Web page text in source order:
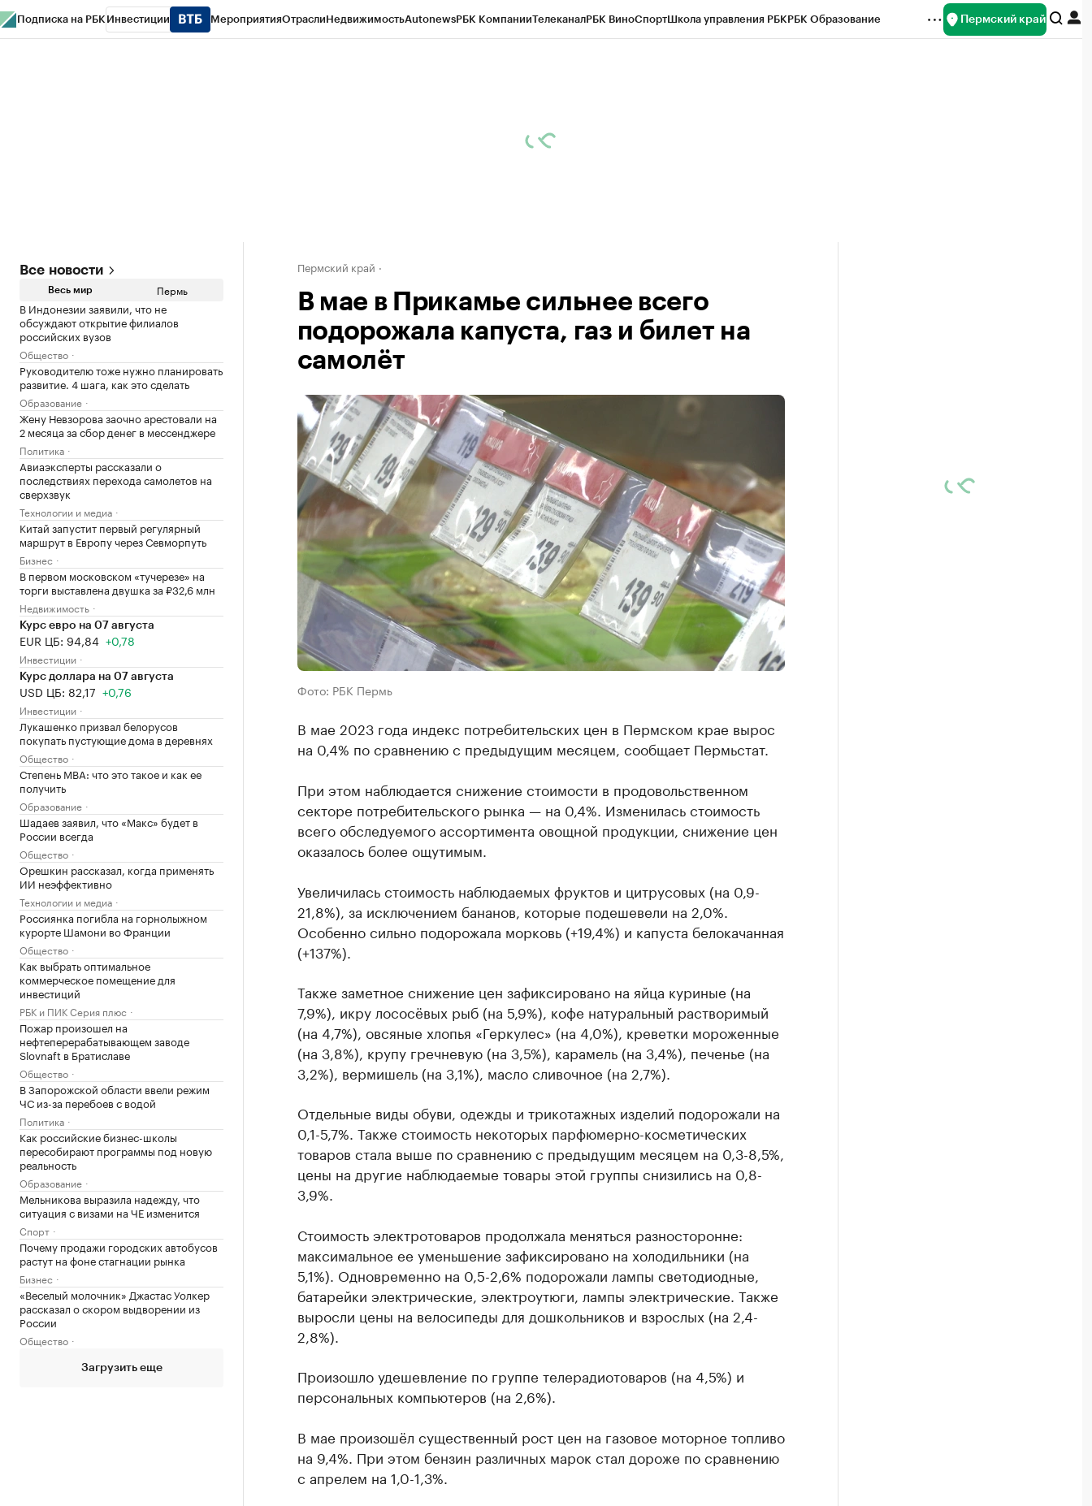
Подписка на РБК Инвестиции МероприятияОтраслиНедвижимостьAutonewsРБК КомпанииТелеканалРБК ВиноСпортШкола управления РБКРБК Образование Пермский край
Все новости
Весь мир Пермь
В Индонезии заявили, что не
обсуждают открытие филиалов
российских вузов
Общество
Руководителю тоже нужно планировать
развитие. 4 шага, как это сделать
Образование
Жену Невзорова заочно арестовали на
2 месяца за сбор денег в мессенджере
Политика
Авиаэксперты рассказали о
последствиях перехода самолетов на
сверхзвук
Технологии и медиа
Китай запустит первый регулярный
маршрут в Европу через Севморпуть
Бизнес
В первом московском «тучерезе» на
торги выставлена двушка за ₽32,6 млн
Недвижимость
Курс евро на 07 августа
EUR ЦБ: 94,84 +0,78
Инвестиции
Курс доллара на 07 августа
USD ЦБ: 82,17 +0,76
Инвестиции
Лукашенко призвал белорусов
покупать пустующие дома в деревнях
Общество
Степень MBA: что это такое и как ее
получить
Образование
Шадаев заявил, что «Макс» будет в
России всегда
Общество
Орешкин рассказал, когда применять
ИИ неэффективно
Технологии и медиа
Россиянка погибла на горнолыжном
курорте Шамони во Франции
Общество
Как выбрать оптимальное
коммерческое помещение для
инвестиций
РБК и ПИК Серия плюс
Пожар произошел на
нефтеперерабатывающем заводе
Slovnaft в Братиславе
Общество
В Запорожской области ввели режим
ЧС из-за перебоев с водой
Политика
Как российские бизнес-школы
пересобирают программы под новую
реальность
Образование
Мельникова выразила надежду, что
ситуация с визами на ЧЕ изменится
Спорт
Почему продажи городских автобусов
растут на фоне стагнации рынка
Бизнес
«Веселый молочник» Джастас Уолкер
рассказал о скором выдворении из
России
Общество
Загрузить еще
Пермский край
В мае в Прикамье сильнее всего
подорожала капуста, газ и билет на
самолёт
Фото: РБК Пермь
В мае 2023 года индекс потребительских цен в Пермском крае вырос
на 0,4% по сравнению с предыдущим месяцем, сообщает Пермьстат.
При этом наблюдается снижение стоимости в продовольственном
секторе потребительского рынка — на 0,4%. Изменилась стоимость
всего обследуемого ассортимента овощной продукции, снижение цен
оказалось более ощутимым.
Увеличилась стоимость наблюдаемых фруктов и цитрусовых (на 0,9-
21,8%), за исключением бананов, которые подешевели на 2,0%.
Особенно сильно подорожала морковь (+19,4%) и капуста белокачанная
(+137%).
Также заметное снижение цен зафиксировано на яйца куриные (на
7,9%), икру лососёвых рыб (на 5,9%), кофе натуральный растворимый
(на 4,7%), овсяные хлопья «Геркулес» (на 4,0%), креветки мороженные
(на 3,8%), крупу гречневую (на 3,5%), карамель (на 3,4%), печенье (на
3,2%), вермишель (на 3,1%), масло сливочное (на 2,7%).
Отдельные виды обуви, одежды и трикотажных изделий подорожали на
0,1-5,7%. Также стоимость некоторых парфюмерно-косметических
товаров стала выше по сравнению с предыдущим месяцем на 0,3-8,5%,
цены на другие наблюдаемые товары этой группы снизились на 0,8-
3,9%.
Стоимость электротоваров продолжала меняться разносторонне:
максимальное ее уменьшение зафиксировано на холодильники (на
5,1%). Одновременно на 0,5-2,6% подорожали лампы светодиодные,
батарейки электрические, электроутюги, лампы электрические. Также
выросли цены на велосипеды для дошкольников и взрослых (на 2,4-
2,8%).
Произошло удешевление по группе телерадиотоваров (на 4,5%) и
персональных компьютеров (на 2,6%).
В мае произошёл существенный рост цен на газовое моторное топливо
на 9,4%. При этом бензин различных марок стал дороже по сравнению
с апрелем на 1,0-1,3%.